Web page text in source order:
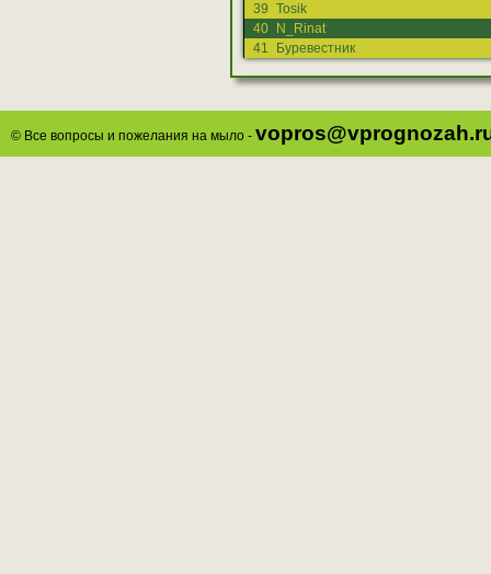
39 Tosik
40
N_Rinat
41
Буревестник
© Все вопросы и пожелания на мыло -